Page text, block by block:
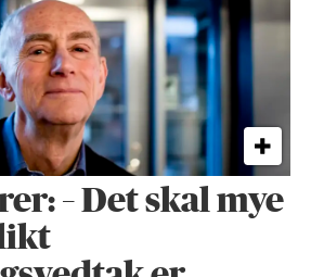
– Det skal mye